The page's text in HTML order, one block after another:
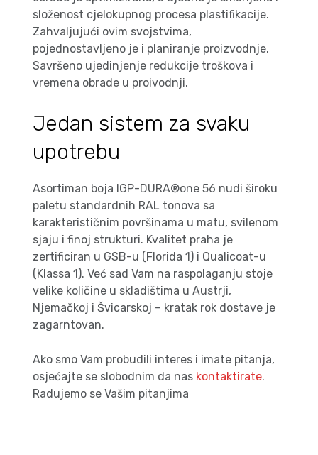
složenost cjelokupnog procesa plastifikacije.
Zahvaljujući ovim svojstvima,
pojednostavljeno je i planiranje proizvodnje.
Savršeno ujedinjenje redukcije troškova i
vremena obrade u proivodnji.
Jedan sistem za svaku
upotrebu
Asortiman boja IGP-DURA®one 56 nudi široku
paletu standardnih RAL tonova sa
karakterističnim površinama u matu, svilenom
sjaju i finoj strukturi. Kvalitet praha je
zertificiran u GSB-u (Florida 1) i Qualicoat-u
(Klassa 1). Već sad Vam na raspolaganju stoje
velike količine u skladištima u Austrji,
Njemačkoj i Švicarskoj – kratak rok dostave je
zagarntovan.
Ako smo Vam probudili interes i imate pitanja,
osjećajte se slobodnim da nas kontaktirate.
Radujemo se Vašim pitanjima